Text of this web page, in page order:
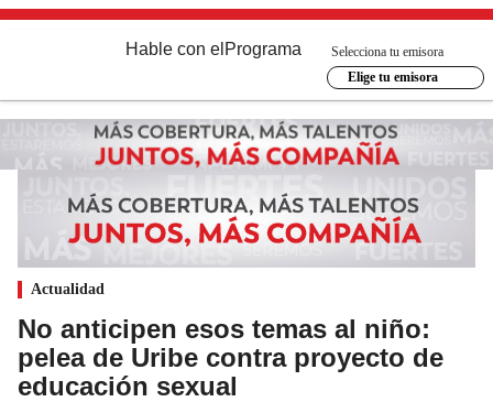
Hable con el Programa
Selecciona tu emisora
Elige tu emisora
Actualidad
No anticipen esos temas al niño:
pelea de Uribe contra proyecto de
educación sexual